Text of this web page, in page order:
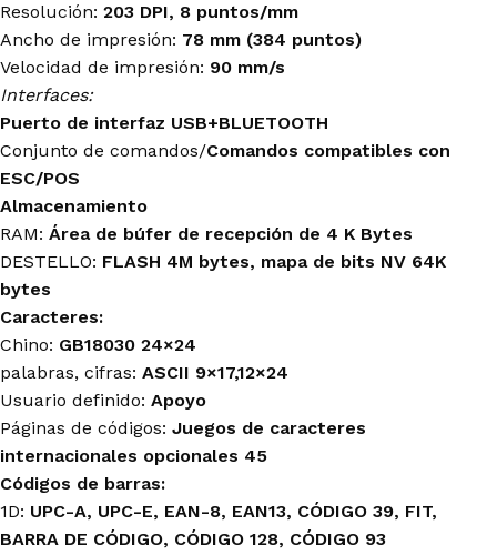
Resolución: 203 DPI, 8 puntos/mm
Ancho de impresión: 78 mm (384 puntos)
Velocidad de impresión: 90 mm/s
Interfaces:
Puerto de interfaz USB+BLUETOOTH
Conjunto de comandos/Comandos compatibles con
ESC/POS
Almacenamiento
RAM: Área de búfer de recepción de 4 K Bytes
DESTELLO: FLASH 4M bytes, mapa de bits NV 64K
bytes
Caracteres:
Chino: GB18030 24×24
palabras, cifras: ASCII 9×17,12×24
Usuario definido: Apoyo
Páginas de códigos: Juegos de caracteres
internacionales opcionales 45
Códigos de barras:
1D: UPC-A, UPC-E, EAN-8, EAN13, CÓDIGO 39, FIT,
BARRA DE CÓDIGO, CÓDIGO 128, CÓDIGO 93